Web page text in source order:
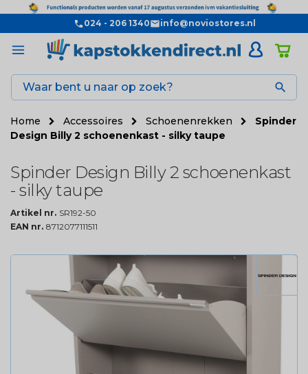
024 - 206 1340 info@noviostores.nl

Home Accessoires Schoenenrekken
Spinder
Design Billy 2 schoenenkast - silky taupe
Spinder Design Billy 2 schoenenkast
- silky taupe
Artikel nr. SR192-50
EAN nr. 8712077111511